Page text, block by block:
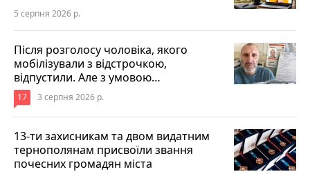
5 серпня 2026 р.
Після розголосу чоловіка, якого
мобілізували з відстрочкою,
відпустили. Але з умовою…
17 3 серпня 2026 р.
13-ти захисникам та двом видатним
тернополянам присвоїли звання
почесних громадян міста